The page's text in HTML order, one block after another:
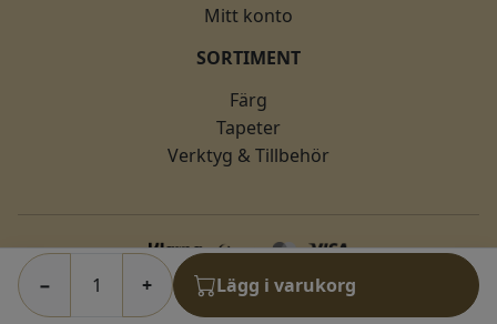
− + Lägg i varukorg
Mitt konto
SORTIMENT
Färg
Tapeter
Verktyg & Tillbehör
© 2026 fargkungen.se